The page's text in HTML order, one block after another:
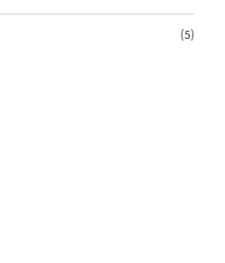
(5)